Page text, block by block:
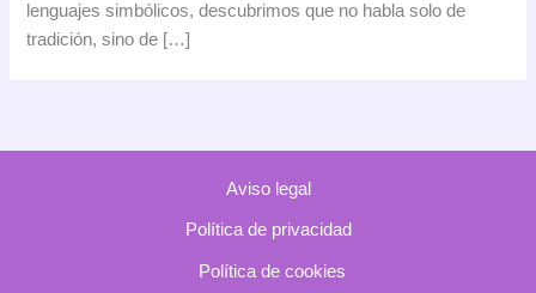
espiritual
lenguajes simbólicos, descubrimos que no habla solo de
tradición, sino de […]
Aviso legal
Política de privacidad
Política de cookies